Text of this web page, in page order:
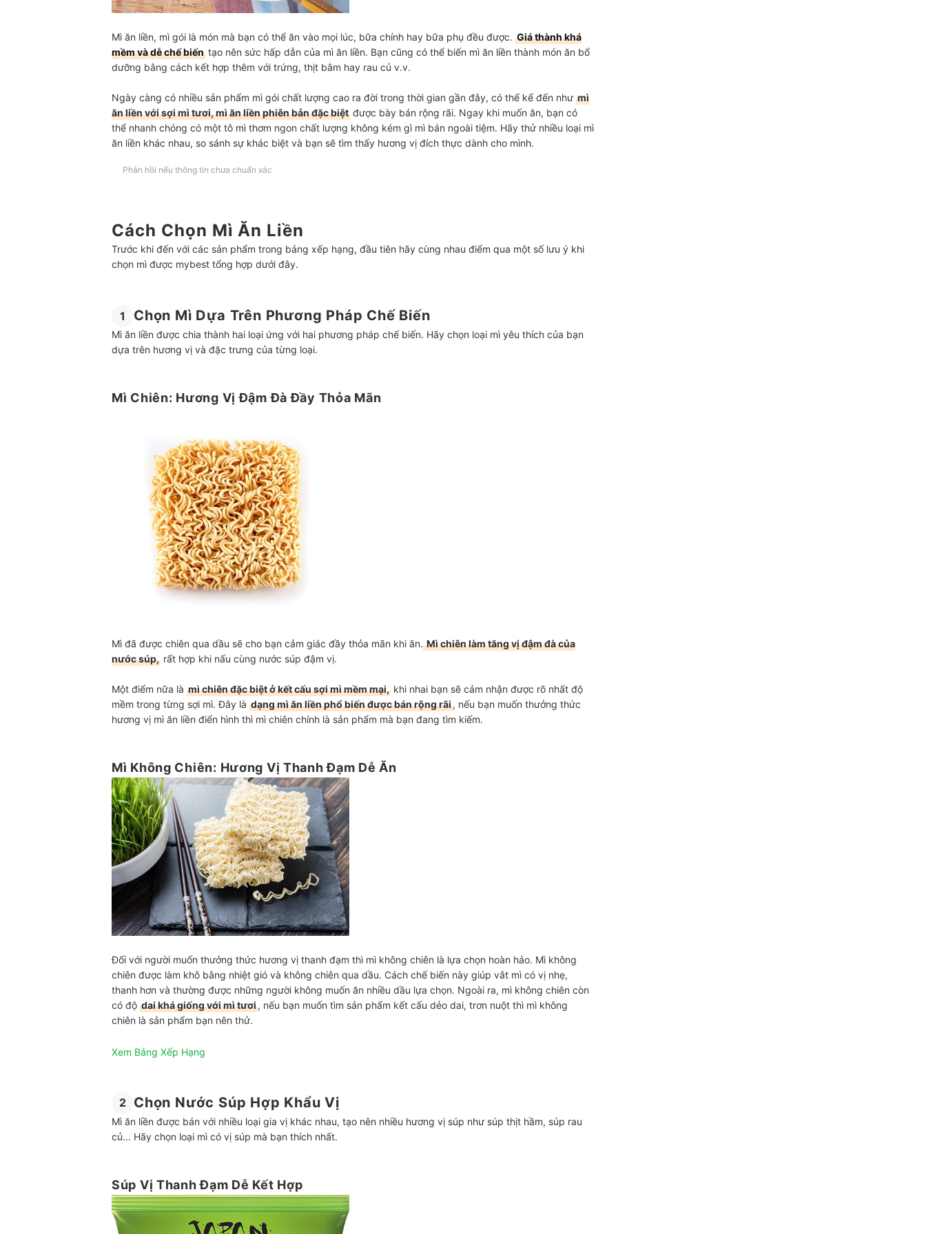
Mì ăn liền, mì gói là món mà bạn có thể ăn vào mọi lúc, bữa chính hay bữa phụ đều được. Giá thành khá
mềm và dễ chế biến tạo nên sức hấp dẫn của mì ăn liền. Bạn cũng có thể biến mì ăn liền thành món ăn bổ
dưỡng bằng cách kết hợp thêm với trứng, thịt bằm hay rau củ v.v.
Ngày càng có nhiều sản phẩm mì gói chất lượng cao ra đời trong thời gian gần đây, có thể kể đến như mì
ăn liền với sợi mì tươi, mì ăn liền phiên bản đặc biệt được bày bán rộng rãi. Ngay khi muốn ăn, bạn có
thể nhanh chóng có một tô mì thơm ngon chất lượng không kém gì mì bán ngoài tiệm. Hãy thử nhiều loại mì
ăn liền khác nhau, so sánh sự khác biệt và bạn sẽ tìm thấy hương vị đích thực dành cho mình.
Phản hồi nếu thông tin chưa chuẩn xác
Cách Chọn Mì Ăn Liền
Trước khi đến với các sản phẩm trong bảng xếp hạng, đầu tiên hãy cùng nhau điểm qua một số lưu ý khi
chọn mì được mybest tổng hợp dưới đây.
1 Chọn Mì Dựa Trên Phương Pháp Chế Biến
Mì ăn liền được chia thành hai loại ứng với hai phương pháp chế biến. Hãy chọn loại mì yêu thích của bạn
dựa trên hương vị và đặc trưng của từng loại.
Mì Chiên: Hương Vị Đậm Đà Đầy Thỏa Mãn
Mì đã được chiên qua dầu sẽ cho bạn cảm giác đầy thỏa mãn khi ăn.Mì chiên làm tăng vị đậm đà của
nước súp, rất hợp khi nấu cùng nước súp đậm vị.
Một điểm nữa là mì chiên đặc biệt ở kết cấu sợi mì mềm mại, khi nhai bạn sẽ cảm nhận được rõ nhất độ
mềm trong từng sợi mì. Đây là dạng mì ăn liền phổ biến được bán rộng rãi, nếu bạn muốn thưởng thức
hương vị mì ăn liền điển hình thì mì chiên chính là sản phẩm mà bạn đang tìm kiếm.
Mì Không Chiên: Hương Vị Thanh Đạm Dễ Ăn
Đối với người muốn thưởng thức hương vị thanh đạm thì mì không chiên là lựa chọn hoàn hảo. Mì không
chiên được làm khô bằng nhiệt gió và không chiên qua dầu. Cách chế biến này giúp vắt mì có vị nhẹ,
thanh hơn và thường được những người không muốn ăn nhiều dầu lựa chọn. Ngoài ra, mì không chiên còn
có độ dai khá giống với mì tươi, nếu bạn muốn tìm sản phẩm kết cấu dẻo dai, trơn nuột thì mì không
chiên là sản phẩm bạn nên thử.
Xem Bảng Xếp Hạng
2 Chọn Nước Súp Hợp Khẩu Vị
Mì ăn liền được bán với nhiều loại gia vị khác nhau, tạo nên nhiều hương vị súp như súp thịt hầm, súp rau
củ... Hãy chọn loại mì có vị súp mà bạn thích nhất.
Súp Vị Thanh Đạm Dễ Kết Hợp